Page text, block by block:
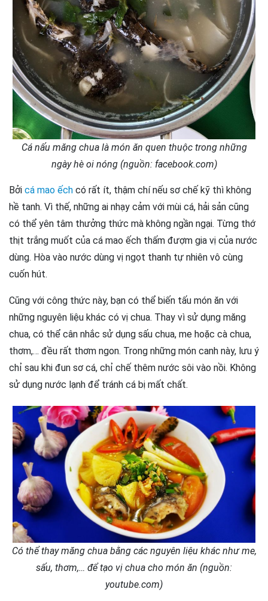
Cá nấu măng chua là món ăn quen thuộc trong những
ngày hè oi nóng (nguồn: facebook.com)
Bởi cá mao ếch có rất ít, thậm chí nếu sơ chế kỹ thì không
hề tanh. Vì thế, những ai nhạy cảm với mùi cá, hải sản cũng
có thể yên tâm thưởng thức mà không ngần ngại. Từng thớ
thịt trắng muốt của cá mao ếch thấm đượm gia vị của nước
dùng. Hòa vào nước dùng vị ngọt thanh tự nhiên vô cùng
cuốn hút.
Cũng với công thức này, bạn có thể biến tấu món ăn với
những nguyên liệu khác có vị chua. Thay vì sử dụng măng
chua, có thể cân nhắc sử dụng sấu chua, me hoặc cà chua,
thơm,… đều rất thơm ngon. Trong những món canh này, lưu ý
chỉ sau khi đun sơ cá, chỉ chế thêm nước sôi vào nồi. Không
sử dụng nước lạnh để tránh cá bị mất chất.
Có thể thay măng chua bằng các nguyên liệu khác như me,
sấu, thơm,… để tạo vị chua cho món ăn (nguồn:
youtube.com)